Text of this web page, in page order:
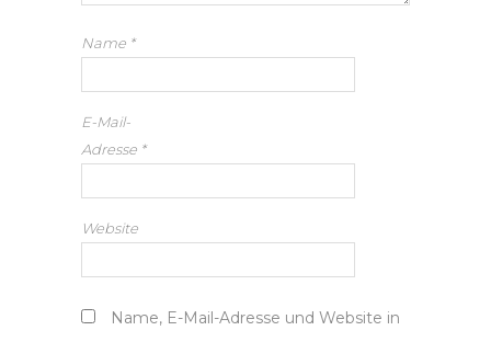
Name *
E-Mail-
Adresse *
Website
Name, E-Mail-Adresse und Website in